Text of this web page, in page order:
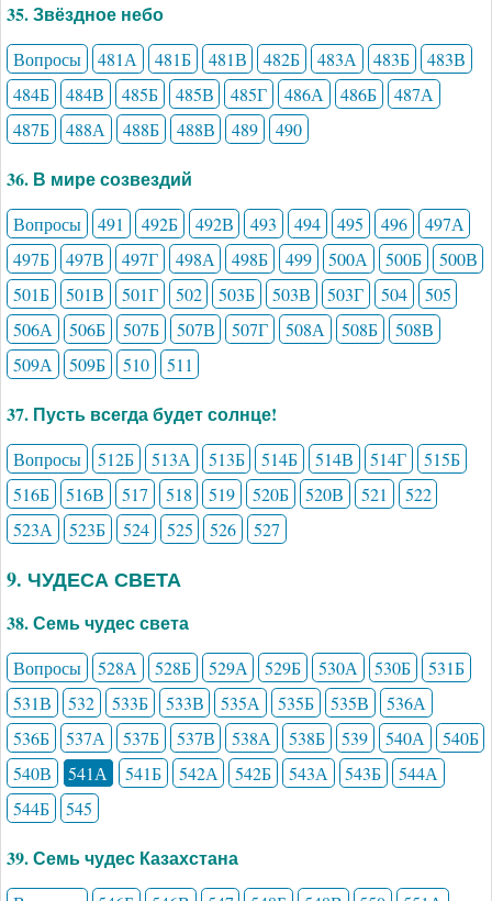
35. Звёздное небо
Вопросы 481А 481Б 481В 482Б 483А 483Б
483В
484Б
484В 485Б 485В 485Г 486А 486Б
487А
487Б
488А 488Б 488В 489 490
36. В мире созвездий
Вопросы 491 492Б 492В 493 494 495 496
497А
497Б
497В 497Г 498А 498Б 499 500А 500Б
500В
501Б
501В 501Г 502 503Б 503В 503Г 504
505
506А
506Б 507Б 507В 507Г 508А 508Б
508В
509А
509Б 510 511
37. Пусть всегда будет солнце!
Вопросы 512Б 513А 513Б 514Б 514В 514Г
515Б
516Б
516В 517 518 519 520Б 520В 521
522
523А
523Б 524 525 526 527
9. ЧУДЕСА СВЕТА
38. Семь чудес света
Вопросы 528А 528Б 529А 529Б 530А 530Б
531Б
531В
532 533Б 533В 535А 535Б 535В
536А
536Б
537А 537Б 537В 538А 538Б 539 540А
540Б
540В
541А 541Б 542А 542Б 543А 543Б
544А
544Б
545
39. Семь чудес Казахстана